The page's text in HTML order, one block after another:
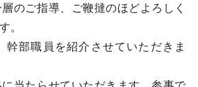
のご指導、ご鞭撻のほどよろしく
。
部職員を紹介させていただきま